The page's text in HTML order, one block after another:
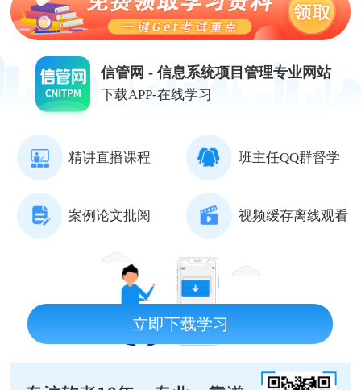
信管网 - 信息系统项目管理专业网站
下载APP-在线学习
精讲直播课程 班主任QQ群督学
案例论文批阅 视频缓存离线观看
立即下载学习